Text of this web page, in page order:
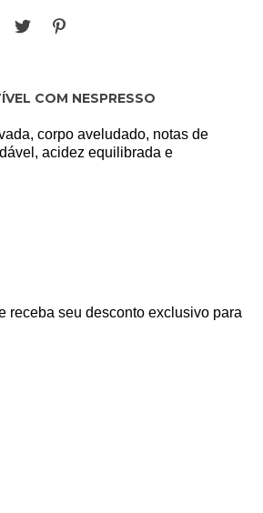
COM NESPRESSO
corpo aveludado, notas de
acidez equilibrada e
receba seu desconto exclusivo para